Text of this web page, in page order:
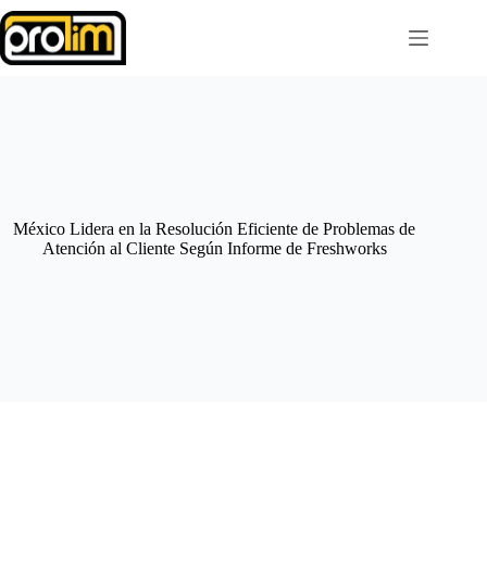
Saltar
al
contenido
México Lidera en la Resolución Eficiente de Problemas de
Atención al Cliente Según Informe de Freshworks